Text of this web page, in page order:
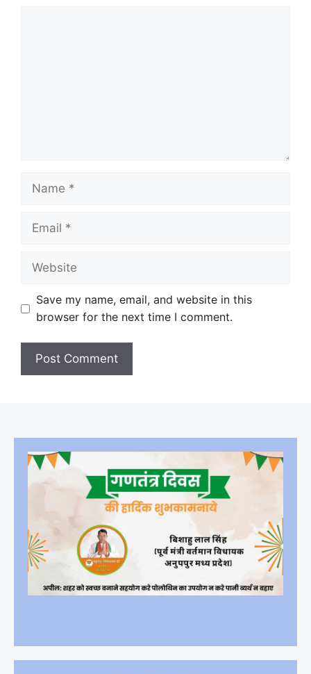
Name
Email
Website
Save my name, email, and website in this
browser for the next time I comment.